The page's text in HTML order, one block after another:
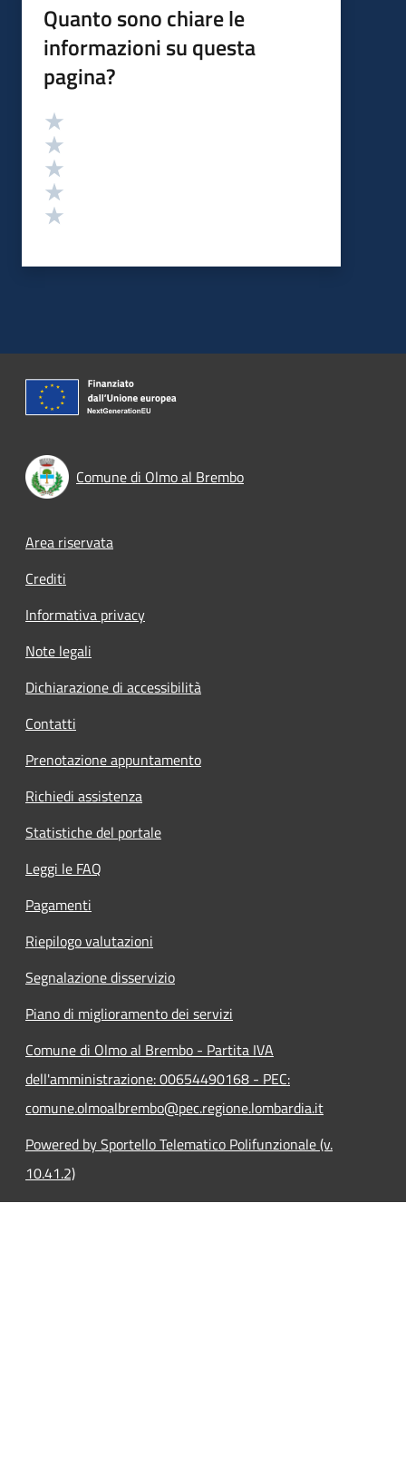
Quanto sono chiare le
informazioni su questa
pagina?
Valutazione
Comune di Olmo al Brembo
Footer menu
Area riservata
Crediti
Informativa privacy
Note legali
Dichiarazione di accessibilità
Contatti
Prenotazione appuntamento
Richiedi assistenza
Statistiche del portale
Leggi le FAQ
Pagamenti
Riepilogo valutazioni
Segnalazione disservizio
Piano di miglioramento dei servizi
Comune di Olmo al Brembo - Partita IVA
dell'amministrazione: 00654490168 - PEC:
comune.olmoalbrembo@pec.regione.lombardia.it
Powered by Sportello Telematico Polifunzionale (v.
10.41.2)